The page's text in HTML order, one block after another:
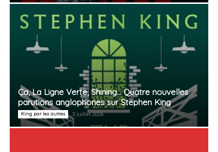
Ça, La Ligne Verte, Shining… Quatre nouvelles
parutions anglophones sur Stephen King
King par les autres 3 juillet 2026